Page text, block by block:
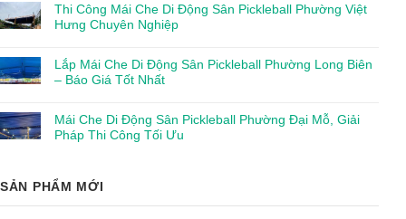
Thi Công Mái Che Di Động Sân Pickleball Phường Việt
Hưng Chuyên Nghiệp
Lắp Mái Che Di Động Sân Pickleball Phường Long Biên
– Báo Giá Tốt Nhất
Mái Che Di Động Sân Pickleball Phường Đại Mỗ, Giải
Pháp Thi Công Tối Ưu
SẢN PHẨM MỚI